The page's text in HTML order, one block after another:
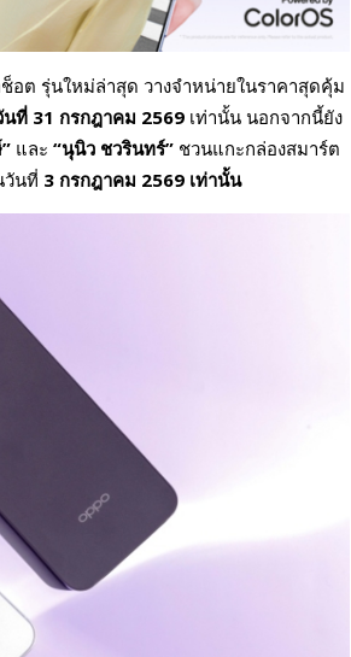
อต รุ่นใหม่ล่าสุด วางจำหน่ายในราคาสุดคุ้ม
ที่ 31 กรกฎาคม 2569 เท่านั้น นอกจากนี้ยัง
และ “นุนิว ชวรินทร์” ชวนแกะกล่องสมาร์ต
วันที่ 3 กรกฎาคม 2569 เท่านั้น